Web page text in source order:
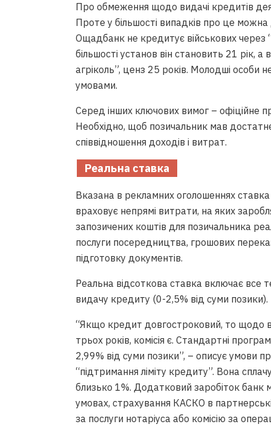
Про обмеження щодо видачі кредитів
Проте у більшості випадків про це
Ощадбанк не кредитує військових через
більшості установ він становить 21 рік,
агріколь”, ценз 25 років. Молодші
умовами.
Серед інших ключових вимог – офіційне
Необхідно, щоб позичальник мав
співвідношення доходів і витрат.
Реальна ставка
Вказана в рекламних оголошеннях
враховує непрямі витрати, на яких
запозичених коштів для позичальника
послуги посередництва, грошових
підготовку документів.
Реальна відсоткова ставка включає все
видачу кредиту (0-2,5% від суми позики).
“Якщо кредит довгостроковий, то щодо
трьох років, комісія є. Стандартні
2,99% від суми позики”, – описує умови
“підтримання ліміту кредиту”. Вона
близько 1%. Додатковий заробіток
умовах, страхування КАСКО в
за послуги нотаріуса або комісію за